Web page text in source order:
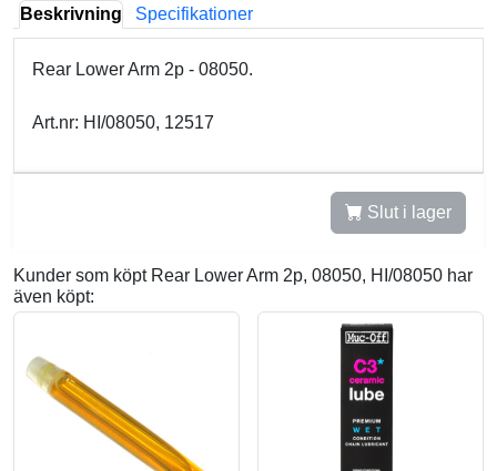
Beskrivning Specifikationer
Rear Lower Arm 2p - 08050.
Art.nr: HI/08050, 12517
Slut i lager
Kunder som köpt Rear Lower Arm 2p, 08050, HI/08050 har
även köpt: